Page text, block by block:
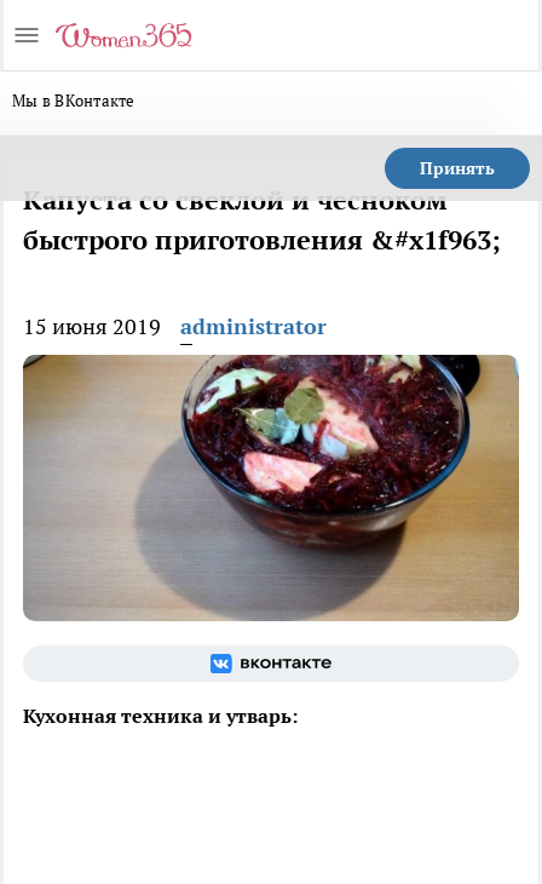
Мы в ВКонтакте
Принять
Капуста со свеклой и чесноком
быстрого приготовления &#x1f963;
15 июня 2019 administrator
Кухонная техника и утварь: